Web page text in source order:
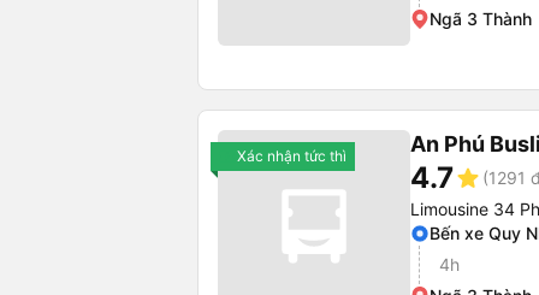
Ngã 3 Thành
Xác nhận tức thì An Phú
4.7star (1291
Limousine 34
Bến xe Quy
4h